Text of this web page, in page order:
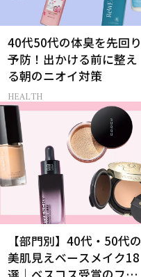
40代50代の体臭を先回り
予防！出かける前に整え
る朝のニオイ対策
HEALTH
【部門別】40代・50代の
美肌見えベースメイク18